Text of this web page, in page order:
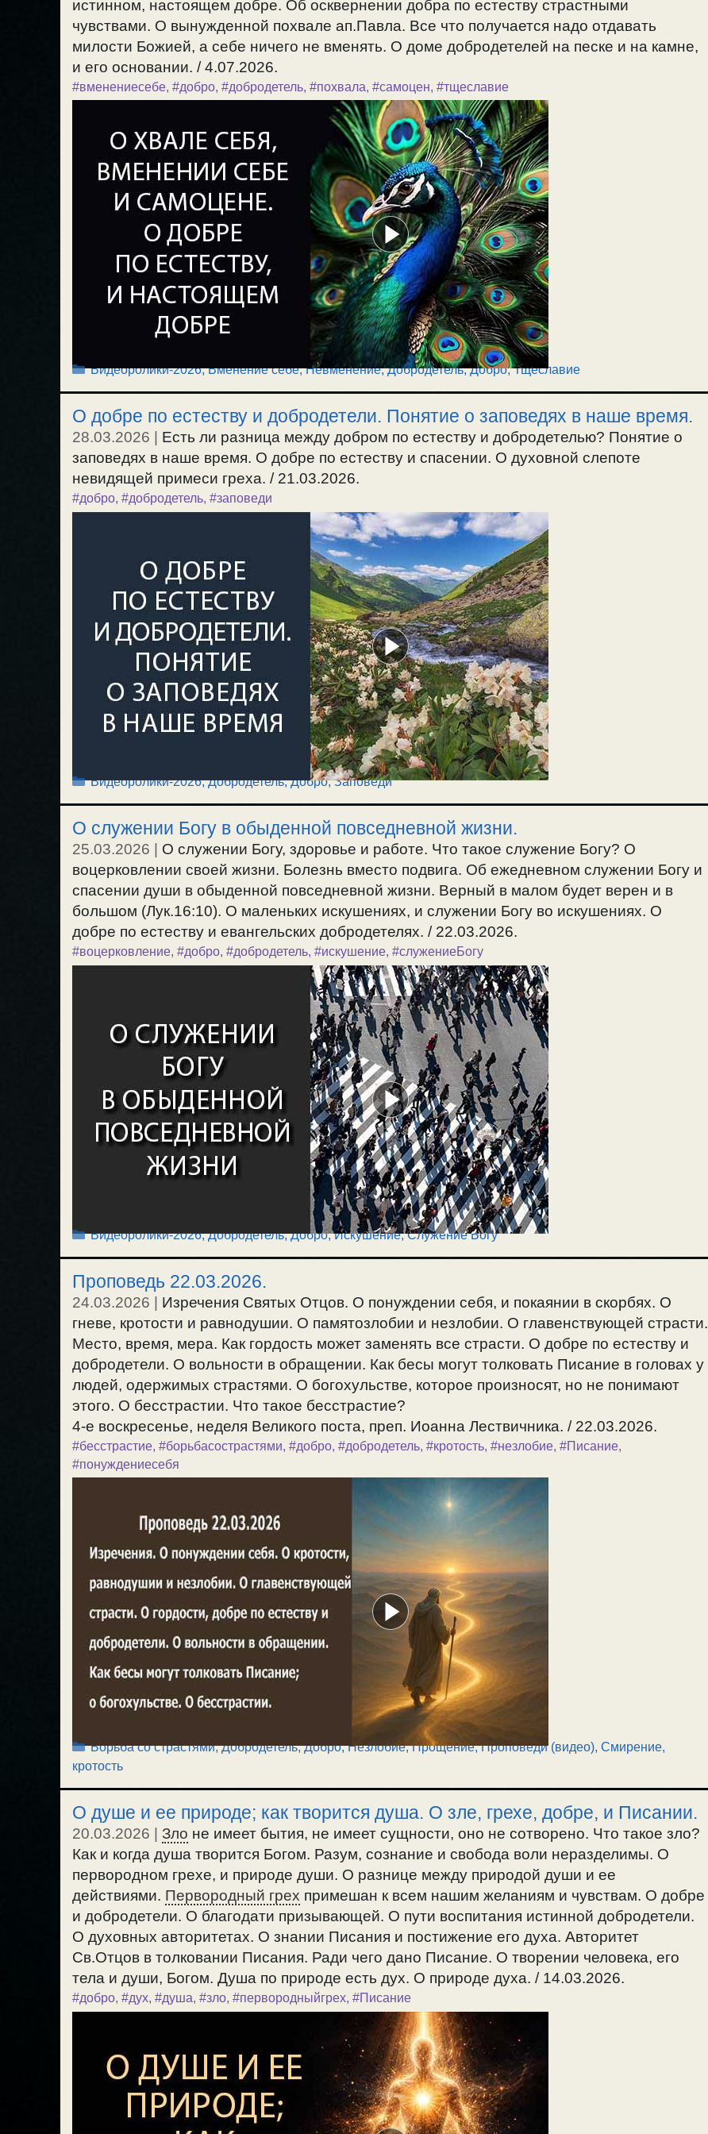
истинном, настоящем добре. Об осквернении добра по естеству страстными
чувствами. О вынужденной похвале ап.Павла. Все что получается надо отдавать
милости Божией, а себе ничего не вменять. О доме добродетелей на песке и на камне,
и его основании. / 4.07.2026.
#вменениесебе, #добро, #добродетель, #похвала, #самоцен, #тщеславие
Рубрики
Видеоролики-2026,Вменение себе, Невменение,Добродетель, Добро,Тщеславие
О добре по естеству и добродетели. Понятие о заповедях в наше время.
28.03.2026
Есть ли разница между добром по естеству и добродетелью? Понятие о
заповедях в наше время. О добре по естеству и спасении. О духовной слепоте
невидящей примеси греха. / 21.03.2026.
#добро, #добродетель, #заповеди
Рубрики
Видеоролики-2026,Добродетель, Добро,Заповеди
О служении Богу в обыденной повседневной жизни.
25.03.2026
О служении Богу, здоровье и работе. Что такое служение Богу? О
воцерковлении своей жизни. Болезнь вместо подвига. Об ежедневном служении Богу и
спасении души в обыденной повседневной жизни. Верный в малом будет верен и в
большом (Лук.16:10). О маленьких искушениях, и служении Богу во искушениях. О
добре по естеству и евангельских добродетелях. / 22.03.2026.
#воцерковление, #добро, #добродетель, #искушение, #служениеБогу
Рубрики
Видеоролики-2026,Добродетель, Добро,Искушение,Служение Богу
Проповедь 22.03.2026.
24.03.2026 | Изречения Святых Отцов. О понуждении себя, и покаянии в скорбях. О
гневе, кротости и равнодушии. О памятозлобии и незлобии. О главенствующей страсти.
Место, время, мера. Как гордость может заменять все страсти. О добре по естеству и
добродетели. О вольности в обращении. Как бесы могут толковать Писание в головах у
людей, одержимых страстями. О богохульстве, которое произносят, но не понимают
этого. О бесстрастии. Что такое бесстрастие?
4-е воскресенье, неделя Великого поста, преп. Иоанна Лествичника. / 22.03.2026.
#бесстрастие, #борьбасострастями, #добро, #добродетель, #кротость, #незлобие, #Писание,
#понуждениесебя
Рубрики
Борьба со страстями,Добродетель, Добро,Незлобие, Прощение,Проповеди (видео), Смирение,
кротость
О душе и ее природе; как творится душа. О зле, грехе, добре, и Писании.
20.03.2026 Зло не имеет бытия, не имеет сущности, оно не сотворено. Что такое зло?
Как и когда душа творится Богом. Разум, сознание и свобода воли неразделимы. О
первородном грехе, и природе души. О разнице между природой души и ее
действиями. Первородный грех примешан к всем нашим желаниям и чувствам. О добре
и добродетели. О благодати призывающей. О пути воспитания истинной добродетели.
О духовных авторитетах. О знании Писания и постижение его духа. Авторитет
Св.Отцов в толковании Писания. Ради чего дано Писание. О творении человека, его
тела и души, Богом. Душа по природе есть дух. О природе духа. / 14.03.2026.
#добро, #дух, #душа, #зло, #первородныйгрех, #Писание